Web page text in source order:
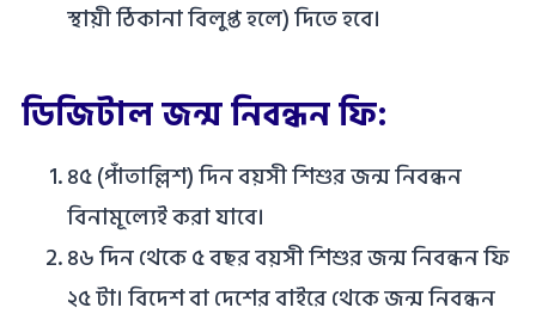
স্থায়ী ঠিকানা বিলুপ্ত হলে) দিতে হবে।
ডিজিটাল জন্ম নিবন্ধন ফি:
৪৫ (পাঁতাল্লিশ) দিন বয়সী শিশুর জন্ম নিবন্ধন
বিনামূল্যেই করা যাবে।
৪৬ দিন থেকে ৫ বছর বয়সী শিশুর জন্ম নিবন্ধন ফি
২৫ টা। বিদেশ বা দেশের বাইরে থেকে জন্ম নিবন্ধন